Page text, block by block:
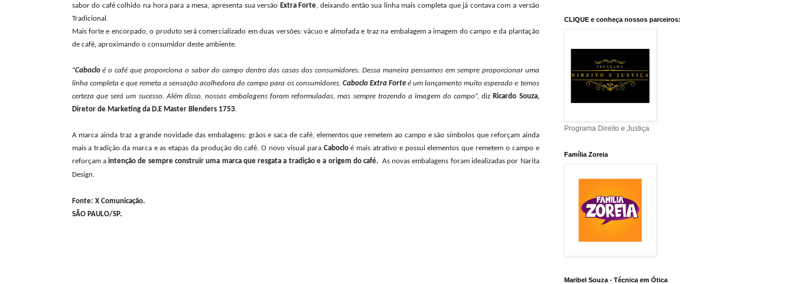
sabor do café colhido na hora para a mesa, apresenta sua versão Extra Forte, deixando então sua linha mais completa que já contava com a versão
Tradicional.
Mais forte e encorpado, o produto será comercializado em duas versões: vácuo e almofada e traz na embalagem a imagem do campo e da plantação
de café, aproximando o consumidor deste ambiente.
“Cabocloé o café que proporciona o sabor do campo dentro das casas dos consumidores. Dessa maneira pensamos em sempre proporcionar uma
linha completa e que remeta a sensação acolhedora do campo para os consumidores. Caboclo Extra Forteé um lançamento muito esperado e temos
certeza que será um sucesso. Além disso, nossas embalagens foram reformuladas, mas sempre trazendo a imagem do campo”, diz Ricardo Souza,
Diretor de Marketing da D.E Master Blenders 1753.
A marca ainda traz a grande novidade das embalagens: grãos e saca de café, elementos que remetem ao campo e são símbolos que reforçam ainda
mais a tradição da marca e as etapas da produção do café. O novo visual para Cabocloé mais atrativo e possui elementos que remetem o campo e
reforçam aintenção de sempre construir uma marca que resgata a tradição e a origem do café. As novas embalagens foram idealizadas por Narita
Design.
Fonte: X Comunicação.
SÃO PAULO/SP.
CLIQUE e conheça nossos parceiros:
Programa Direito e Justiça
Família Zoreia
Maribel Souza - Técnica em Ótica